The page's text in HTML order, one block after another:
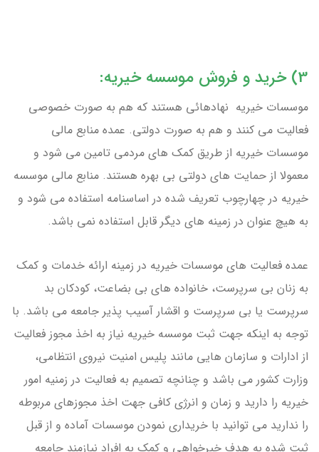
3) خرید و فروش موسسه خیریه:
موسسات خیریه نهادهائی هستند که هم به صورت خصوصی
فعالیت می کنند و هم به صورت دولتی. عمده منابع مالی
موسسات خیریه از طریق کمک های مردمی تامین می شود و
معمولا از حمایت های دولتی بی بهره هستند. منابع مالی موسسه
خیریه در چهارچوب تعریف شده در اساسنامه استفاده می شود و
به هیچ عنوان در زمینه های دیگر قابل استفاده نمی باشد.
عمده فعالیت های موسسات خیریه در زمینه ارائه خدمات و کمک
به زنان بی سرپرست، خانواده های بی بضاعت، کودکان بد
سرپرست یا بی سرپرست و اقشار آسیب پذیر جامعه می باشد. با
توجه به اینکه جهت ثبت موسسه خیریه نیاز به اخذ مجوز فعالیت
از ادارات و سازمان هایی مانند پلیس امنیت نیروی انتظامی،
وزارت کشور می باشد و چنانچه تصمیم به فعالیت در زمنیه امور
خیریه را دارید و زمان و انرژی کافی جهت اخذ مجوزهای مربوطه
را ندارید می توانید با خریداری نمودن موسسات آماده و از قبل
ثبت شده به هدف خیرخواهی و کمک به افراد نیازمند جامعه